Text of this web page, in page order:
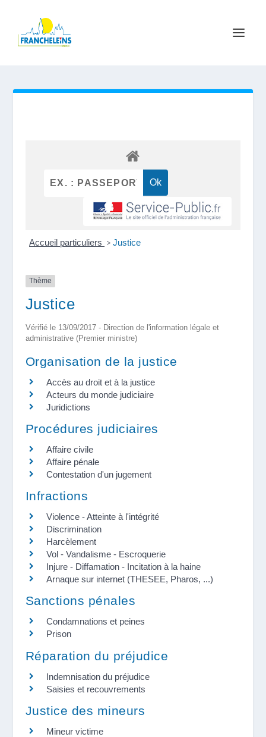
Accueil particuliers > Justice
Thème
Justice
Vérifié le 13/09/2017 - Direction de l'information légale et
administrative (Premier ministre)
Organisation de la justice
Accès au droit et à la justice
Acteurs du monde judiciaire
Juridictions
Procédures judiciaires
Affaire civile
Affaire pénale
Contestation d'un jugement
Infractions
Violence - Atteinte à l'intégrité
Discrimination
Harcèlement
Vol - Vandalisme - Escroquerie
Injure - Diffamation - Incitation à la haine
Arnaque sur internet (THESEE, Pharos, ...)
Sanctions pénales
Condamnations et peines
Prison
Réparation du préjudice
Indemnisation du préjudice
Saisies et recouvrements
Justice des mineurs
Mineur victime